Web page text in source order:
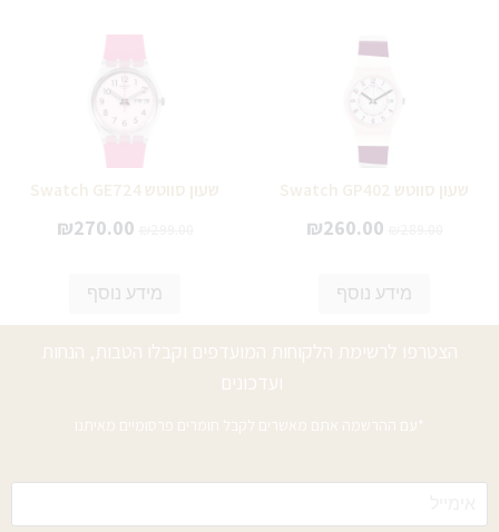
שעון סווטש Swatch GP402
₪260.00
מידע נוסף
שעון סווטש Swatch GE724
₪270.00
מידע נוסף
הצטרפו לרשימת הלקוחות המועדפים וקבלו הטבות, הנחות
ועדכונים
*עם ההרשמה אתם מאשרים לקבל חומרים פרסומיים מאיתנו